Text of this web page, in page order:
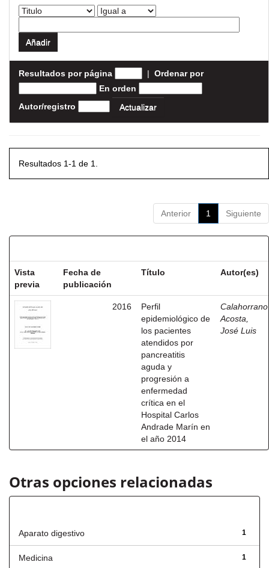
Resultados por página | Ordenar por
En orden
Autor/registro
Resultados 1-1 de 1.
Anterior 1 Siguiente
Vista
previa
Fecha de
publicación
Título Autor(es)
2016
Perfil
epidemiológico de
los pacientes
atendidos por
pancreatitis
aguda y
progresión a
enfermedad
crítica en el
Hospital Carlos
Andrade Marín en
el año 2014
Calahorrano
Acosta,
José Luis
Otras opciones relacionadas
1
Aparato digestivo
1
Medicina